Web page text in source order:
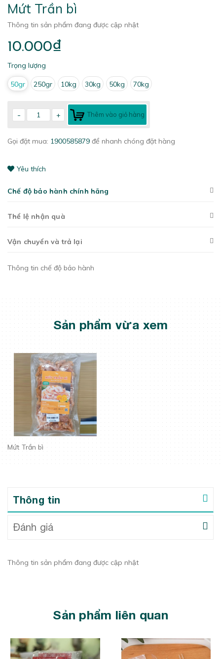
Mứt Trần bì
Thông tin sản phẩm đang được cập nhật
10.000₫
Trọng lượng
50gr 250gr 10kg 30kg 50kg 70kg
- + Thêm vào giỏ hàng
Gọi đặt mua: 1900585879 để nhanh chóng đặt hàng
Yêu thích
Chế độ bảo hành chính hãng
Thể lệ nhận quà
Vận chuyển và trả lại
Thông tin chế độ bảo hành
Sản phẩm vừa xem
Mứt Trần bì
Thông tin
Đánh giá
Thông tin sản phẩm đang được cập nhật
Sản phẩm liên quan